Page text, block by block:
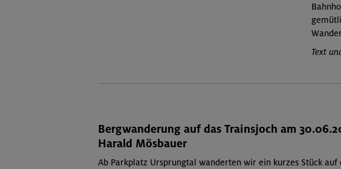
Text
Bergwanderung auf das Trainsjoch am
Harald Mösbauer
Ab Parkplatz Ursprungtal wanderten wir ein kurzes Stück auf